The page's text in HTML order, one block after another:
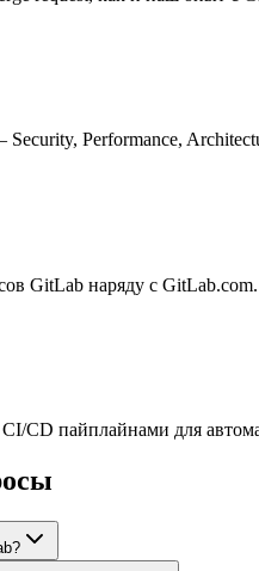
Performance,
GitLab наряду с GitLab.com.
CD пайплайнами для